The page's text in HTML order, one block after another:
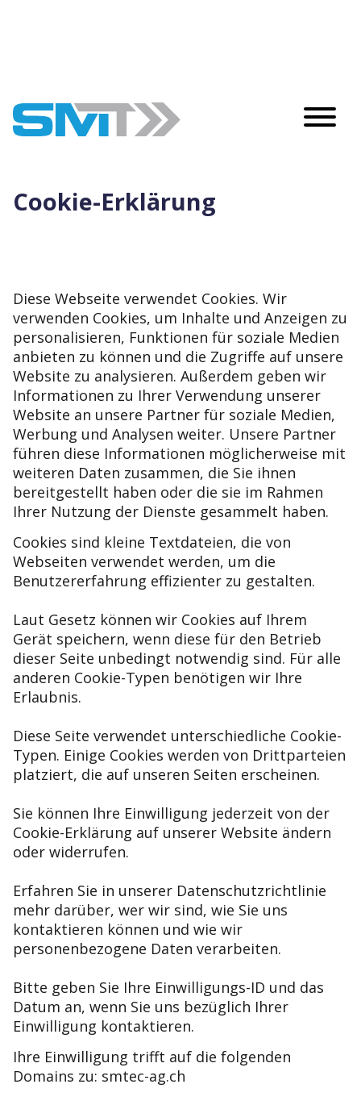
Cookie-Erklärung
Diese Webseite verwendet Cookies. Wir
verwenden Cookies, um Inhalte und Anzeigen zu
personalisieren, Funktionen für soziale Medien
anbieten zu können und die Zugriffe auf unsere
Website zu analysieren. Außerdem geben wir
Informationen zu Ihrer Verwendung unserer
Website an unsere Partner für soziale Medien,
Werbung und Analysen weiter. Unsere Partner
führen diese Informationen möglicherweise mit
weiteren Daten zusammen, die Sie ihnen
bereitgestellt haben oder die sie im Rahmen
Ihrer Nutzung der Dienste gesammelt haben.
Cookies sind kleine Textdateien, die von
Webseiten verwendet werden, um die
Benutzererfahrung effizienter zu gestalten.
Laut Gesetz können wir Cookies auf Ihrem
Gerät speichern, wenn diese für den Betrieb
dieser Seite unbedingt notwendig sind. Für alle
anderen Cookie-Typen benötigen wir Ihre
Erlaubnis.
Diese Seite verwendet unterschiedliche Cookie-
Typen. Einige Cookies werden von Drittparteien
platziert, die auf unseren Seiten erscheinen.
Sie können Ihre Einwilligung jederzeit von der
Cookie-Erklärung auf unserer Website ändern
oder widerrufen.
Erfahren Sie in unserer Datenschutzrichtlinie
mehr darüber, wer wir sind, wie Sie uns
kontaktieren können und wie wir
personenbezogene Daten verarbeiten.
Bitte geben Sie Ihre Einwilligungs-ID und das
Datum an, wenn Sie uns bezüglich Ihrer
Einwilligung kontaktieren.
Ihre Einwilligung trifft auf die folgenden
Domains zu: smtec-ag.ch